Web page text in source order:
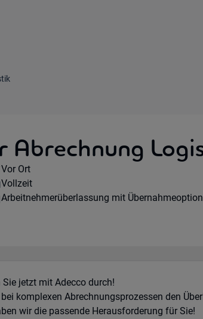
Abrechnung
Remote Option:
Vor Ort
Workhours:
Vollzeit
Vertragsart:
Arbeitnehmerüberlassung mit Übernahmeoption
jetzt mit Adecco durch!
komplexen Abrechnungsprozessen den
wir die passende Herausforderung für Sie!